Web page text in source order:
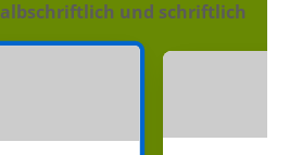
und schriftlich